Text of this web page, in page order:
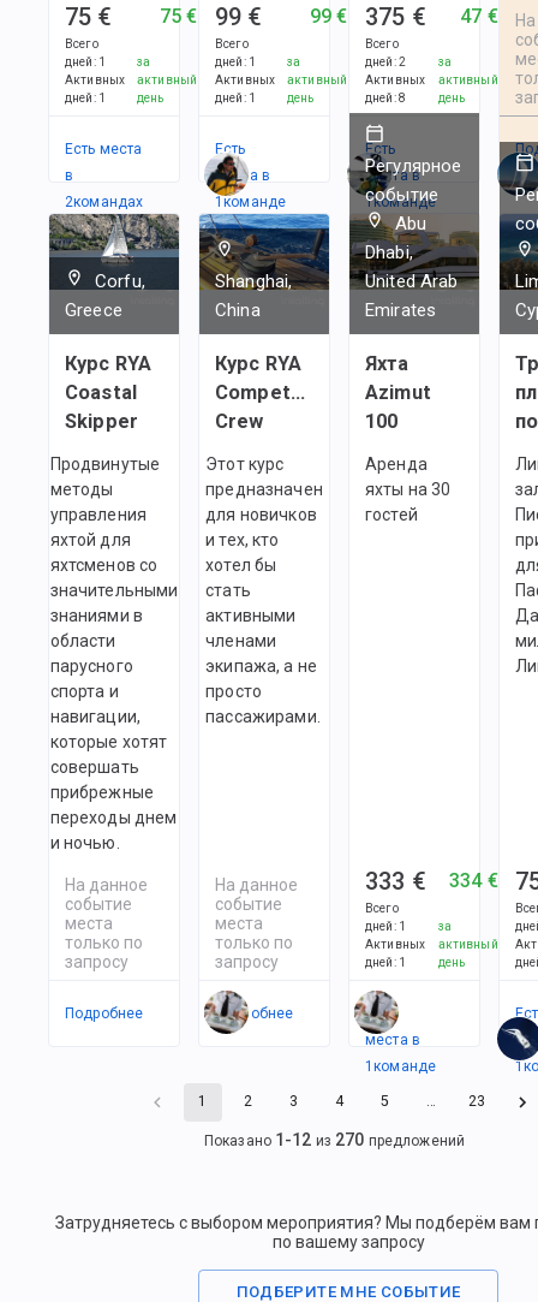
75 €
Всего
дней: 1
Активных
дней: 1
75 €
за
активный
день
Есть места
в
2командах
99 €
Всего
дней: 1
Активных
дней: 1
99 €
за
активный
день
Есть
места в
1командe
375 €
Всего
дней:2
Активных
дней:8
47 €
за
активный
день
Есть
места в
1командe
Corfu,
Greece
Курс RYA
Coastal
Skipper
Продвинутые
методы
управления
яхтой для
яхтсменов со
значительными
знаниями в
области
парусного
спорта и
навигации,
которые хотят
совершать
прибрежные
переходы днем
и ночью.
На данное
событие
места
только по
запросу
Подробнее
Shanghai,
China
Курс RYA
Competent
Crew
Этот курс
предназначен
для новичков
и тех, кто
хотел бы
стать
активными
членами
экипажа, а не
просто
пассажирами.
На данное
событие
места
только по
запросу
Подробнее
Регулярное
событие
Abu
Dhabi,
United Arab
Emirates
Яхта
Azimut
100
Аренда
яхты на 30
гостей
333 €
Всего
дней: 1
Активных
дней: 1
334 €
за
активный
день
Есть
места в
1командe
1
1 2 3 4 5 … 23
Показано 1 -12 из 270 предложений
Затрудняетесь с выбором мероприятия? Мы подберём вам
по вашему запросу
ПОДБЕРИТЕ МНЕ СОБЫТИЕ